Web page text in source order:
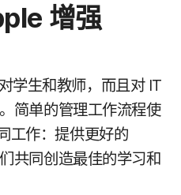
增强​
学生​和​教师，​而且​对IT
简单​的​管理​工作​流程​使
工作：​提供​更​好​的​
共同​创造​最佳​的​学习​和​